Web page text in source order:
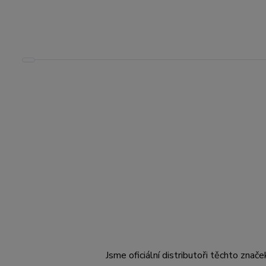
Jsme oficiální distributoři těchto